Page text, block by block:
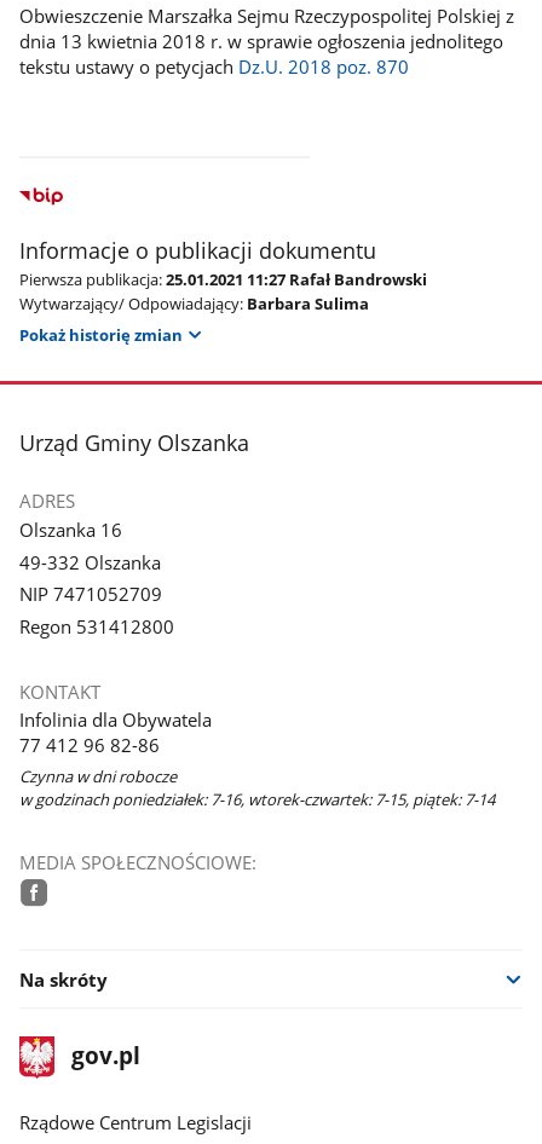
Obwieszczenie Marszałka Sejmu Rzeczypospolitej Polskiej z
dnia 13 kwietnia 2018 r. w sprawie ogłoszenia jednolitego
tekstu ustawy o petycjach Dz.U. 2018 poz. 870
Informacje o publikacji dokumentu
Pierwsza publikacja:25.01.2021 11:27 Rafał Bandrowski
Wytwarzający/ Odpowiadający: Barbara Sulima
Pokaż historię zmian
stopka
Urząd Gminy Olszanka
ADRES
Olszanka 16
49-332 Olszanka
NIP 7471052709
Regon 531412800
KONTAKT
Infolinia dla Obywatela
77 412 96 82-86
Czynna w dni robocze
w godzinach poniedziałek: 7-16, wtorek-czwartek: 7-15, piątek: 7-14
MEDIA SPOŁECZNOŚCIOWE:
Na skróty
stopka
gov.plStrona
gov.pl
Rządowe Centrum Legislacji